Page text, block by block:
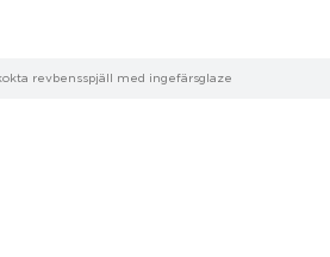
revbensspjäll med ingefärsglaze